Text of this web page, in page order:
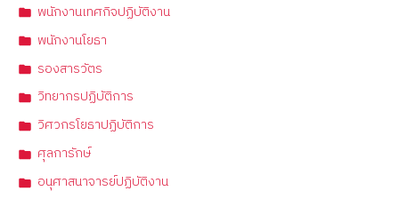
พนักงานเทศกิจปฏิบัติงาน
พนักงานโยธา
รองสารวัตร
วิทยากรปฏิบัติการ
วิศวกรโยธาปฏิบัติการ
ศุลการักษ์
อนุศาสนาจารย์ปฏิบัติงาน